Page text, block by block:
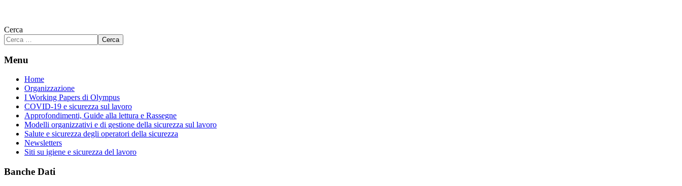
Cerca
Cerca
Menu
Home
Organizzazione
I Working Papers di Olympus
COVID-19 e sicurezza sul lavoro
Approfondimenti, Guide alla lettura e Rassegne
Modelli organizzativi e di gestione della sicurezza sul lavoro
Salute e sicurezza degli operatori della sicurezza
Newsletters
Siti su igiene e sicurezza del lavoro
Banche Dati